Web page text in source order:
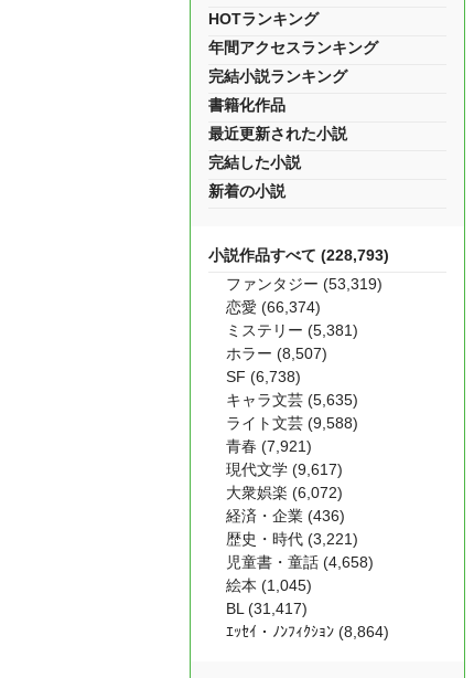
HOTランキング
年間アクセスランキング
完結小説ランキング
書籍化作品
最近更新された小説
完結した小説
新着の小説
小説作品すべて (228,793)
ファンタジー (53,319)
恋愛 (66,374)
ミステリー (5,381)
ホラー (8,507)
SF (6,738)
キャラ文芸 (5,635)
ライト文芸 (9,588)
青春 (7,921)
現代文学 (9,617)
大衆娯楽 (6,072)
経済・企業 (436)
歴史・時代 (3,221)
児童書・童話 (4,658)
絵本 (1,045)
BL (31,417)
ｴｯｾｲ・ﾉﾝﾌｨｸｼｮﾝ (8,864)